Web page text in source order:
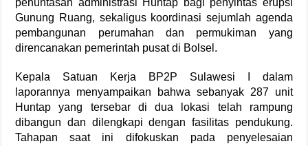
penuntasan administrasi Huntap bagi penyintas erupsi
Gunung Ruang, sekaligus koordinasi sejumlah agenda
pembangunan perumahan dan permukiman yang
direncanakan pemerintah pusat di Bolsel.
Kepala Satuan Kerja BP2P Sulawesi I dalam
laporannya menyampaikan bahwa sebanyak 287 unit
Huntap yang tersebar di dua lokasi telah rampung
dibangun dan dilengkapi dengan fasilitas pendukung.
Tahapan saat ini difokuskan pada penyelesaian